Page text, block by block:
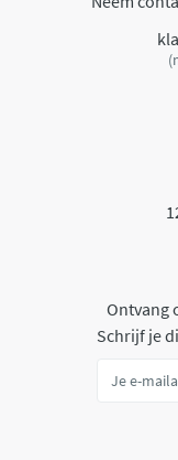
Ontvang
Schrijf je